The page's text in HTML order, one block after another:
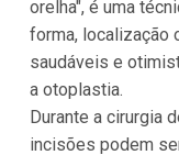
orelha", é uma
forma, localização
saudáveis e
a otoplastia.
Durante a cirurgia
incisões podem